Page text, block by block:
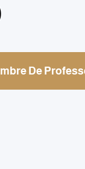
De